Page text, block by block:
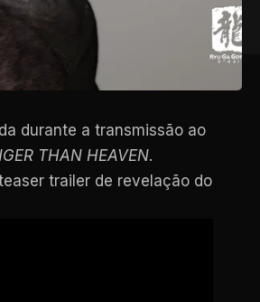
durante a transmissão ao
THAN HEAVEN.
trailer de revelação do